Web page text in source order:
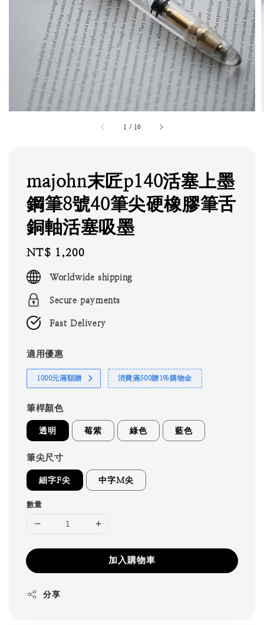
1 / 10
majohn末匠p140活塞上墨
鋼筆8號40筆尖硬橡膠筆舌
銅軸活塞吸墨
Regular
price
NT$ 1,200
Worldwide shipping
Secure payments
Fast Delivery
適用優惠
1000元滿額贈 消費滿500贈1%購物金
筆桿顏色
透明 莓紫 綠色 藍色
筆尖尺寸
細字F尖 中字M尖
數量
加入購物車
分享